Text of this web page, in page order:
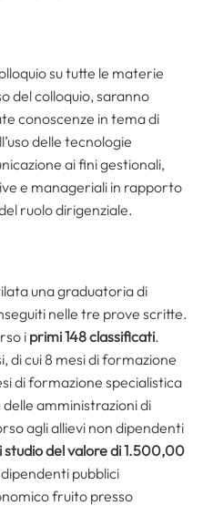
su tutte le materie
del colloquio, saranno
conoscenze in tema di
delle tecnologie
ai fini gestionali,
e manageriali in rapporto
ruolo dirigenziale.
una graduatoria di
nelle tre prove scritte.
i primi 148 classificati.
di cui 8 mesi di formazione
di formazione specialistica
amministrazioni di
agli allievi non dipendenti
studio del valore di 1.500,00
pubblici
fruito presso